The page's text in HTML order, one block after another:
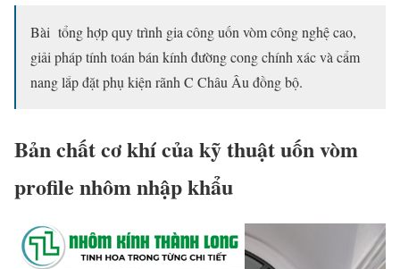
Bài tổng hợp quy trình gia công uốn vòm công nghệ cao,
giải pháp tính toán bán kính đường cong chính xác và cẩm
nang lắp đặt phụ kiện rãnh C Châu Âu đồng bộ.
Bản chất cơ khí của kỹ thuật uốn vòm
profile nhôm nhập khẩu